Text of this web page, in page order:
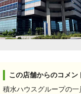
この店舗からのコメン
積水ハウスグループの一